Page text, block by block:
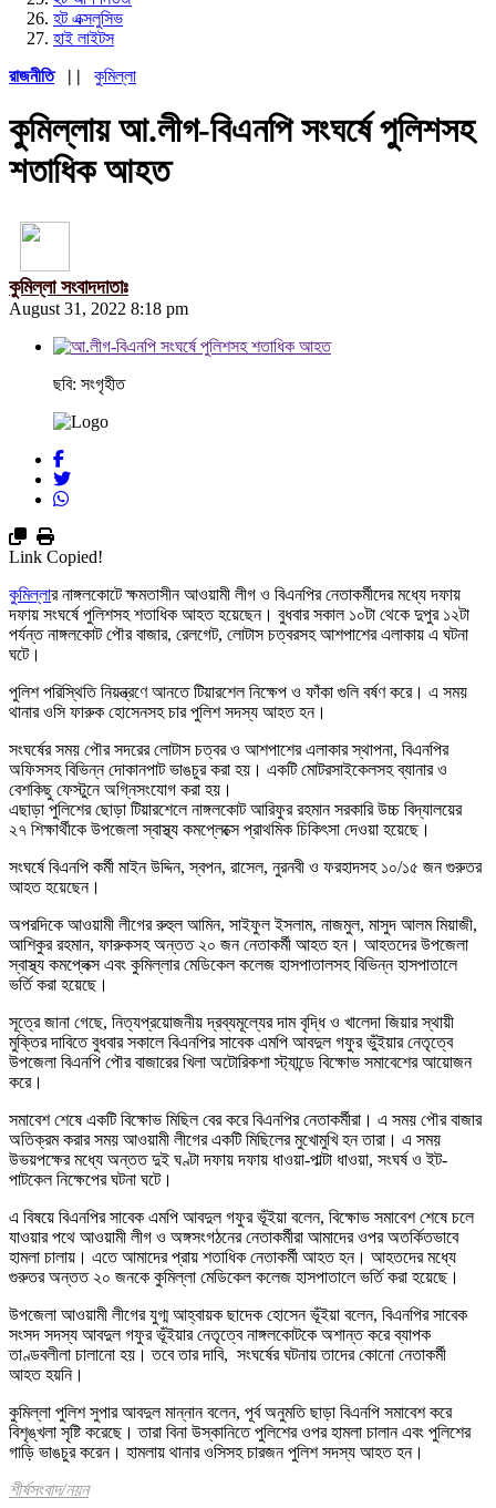
হট এক্সলুসিভ
হাই লাইটস
রাজনীতি
| | কুমিল্লা
কুমিল্লায় আ.লীগ-বিএনপি সংঘর্ষে পুলিশসহ
শতাধিক আহত
কুমিল্লা সংবাদদাতাঃ
August 31, 2022 8:18 pm
ছবি: সংগৃহীত
Link Copied!
কুমিল্লার নাঙ্গলকোটে ক্ষমতাসীন আওয়ামী লীগ ও বিএনপির নেতাকর্মীদের মধ্যে দফায়
দফায় সংঘর্ষে পুলিশসহ শতাধিক আহত হয়েছেন। বুধবার সকাল ১০টা থেকে দুপুর ১২টা
পর্যন্ত নাঙ্গলকোট পৌর বাজার, রেলগেট, লোটাস চত্বরসহ আশপাশের এলাকায় এ ঘটনা
ঘটে।
পুলিশ পরিস্থিতি নিয়ন্ত্রণে আনতে টিয়ারশেল নিক্ষেপ ও ফাঁকা গুলি বর্ষণ করে। এ সময়
থানার ওসি ফারুক হোসেনসহ চার পুলিশ সদস্য আহত হন।
সংঘর্ষের সময় পৌর সদরের লোটাস চত্বর ও আশপাশের এলাকার স্থাপনা, বিএনপির
অফিসসহ বিভিন্ন দোকানপাট ভাঙচুর করা হয়। একটি মোটরসাইকেলসহ ব্যানার ও
বেশকিছু ফেস্টুনে অগ্নিসংযোগ করা হয়।
এছাড়া পুলিশের ছোড়া টিয়ারশেলে নাঙ্গলকোট আরিফুর রহমান সরকারি উচ্চ বিদ্যালয়ের
২৭ শিক্ষার্থীকে উপজেলা স্বাস্থ্য কমপ্লেক্সে প্রাথমিক চিকিৎসা দেওয়া হয়েছে।
সংঘর্ষে বিএনপি কর্মী মাইন উদ্দিন, স্বপন, রাসেল, নুরনবী ও ফরহাদসহ ১০/১৫ জন গুরুতর
আহত হয়েছেন।
অপরদিকে আওয়ামী লীগের রুহুল আমিন, সাইফুল ইসলাম, নাজমুল, মাসুদ আলম মিয়াজী,
আশিকুর রহমান, ফারুকসহ অন্তত ২০ জন নেতাকর্মী আহত হন। আহতদের উপজেলা
স্বাস্থ্য কমপ্লেক্স এবং কুমিল্লার মেডিকেল কলেজ হাসপাতালসহ বিভিন্ন হাসপাতালে
ভর্তি করা হয়েছে।
সূত্রে জানা গেছে, নিত্যপ্রয়োজনীয় দ্রব্যমূল্যের দাম বৃদ্ধি ও খালেদা জিয়ার স্থায়ী
মুক্তির দাবিতে বুধবার সকালে বিএনপির সাবেক এমপি আবদুল গফুর ভুঁইয়ার নেতৃত্বে
উপজেলা বিএনপি পৌর বাজারের খিলা অটোরিকশা স্ট্যান্ডে বিক্ষোভ সমাবেশের আয়োজন
করে।
সমাবেশ শেষে একটি বিক্ষোভ মিছিল বের করে বিএনপির নেতাকর্মীরা। এ সময় পৌর বাজার
অতিক্রম করার সময় আওয়ামী লীগের একটি মিছিলের মুখোমুখি হন তারা। এ সময়
উভয়পক্ষের মধ্যে অন্তত দুই ঘণ্টা দফায় দফায় ধাওয়া-পাল্টা ধাওয়া, সংঘর্ষ ও ইট-
পাটকেল নিক্ষেপের ঘটনা ঘটে।
এ বিষয়ে বিএনপির সাবেক এমপি আবদুল গফুর ভূঁইয়া বলেন, বিক্ষোভ সমাবেশ শেষে চলে
যাওয়ার পথে আওয়ামী লীগ ও অঙ্গসংগঠনের নেতাকর্মীরা আমাদের ওপর অতর্কিতভাবে
হামলা চালায়। এতে আমাদের প্রায় শতাধিক নেতাকর্মী আহত হন। আহতদের মধ্যে
গুরুতর অন্তত ২০ জনকে কুমিল্লা মেডিকেল কলেজ হাসপাতালে ভর্তি করা হয়েছে।
উপজেলা আওয়ামী লীগের যুগ্ম আহ্বায়ক ছাদেক হোসেন ভূঁইয়া বলেন, বিএনপির সাবেক
সংসদ সদস্য আবদুল গফুর ভূঁইয়ার নেতৃত্বে নাঙ্গলকোটকে অশান্ত করে ব্যাপক
তাণ্ডবলীলা চালানো হয়। তবে তার দাবি, সংঘর্ষের ঘটনায় তাদের কোনো নেতাকর্মী
আহত হয়নি।
কুমিল্লা পুলিশ সুপার আবদুল মান্নান বলেন, পূর্ব অনুমতি ছাড়া বিএনপি সমাবেশ করে
বিশৃঙ্খলা সৃষ্টি করেছে। তারা বিনা উস্কানিতে পুলিশের ওপর হামলা চালান এবং পুলিশের
গাড়ি ভাঙচুর করেন। হামলায় থানার ওসিসহ চারজন পুলিশ সদস্য আহত হন।
শীর্ষসংবাদ/নয়ন